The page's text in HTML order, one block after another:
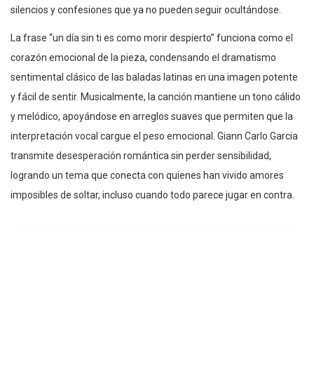
silencios y confesiones que ya no pueden seguir ocultándose.
La frase “un día sin ti es como morir despierto” funciona como el
corazón emocional de la pieza, condensando el dramatismo
sentimental clásico de las baladas latinas en una imagen potente
y fácil de sentir. Musicalmente, la canción mantiene un tono cálido
y melódico, apoyándose en arreglos suaves que permiten que la
interpretación vocal cargue el peso emocional. Giann Carlo Garcia
transmite desesperación romántica sin perder sensibilidad,
logrando un tema que conecta con quienes han vivido amores
imposibles de soltar, incluso cuando todo parece jugar en contra.